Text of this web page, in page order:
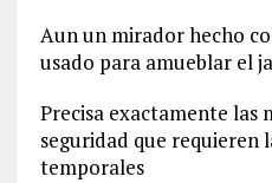
Aun un mirador hecho
usado para amueblar el
Precisa exactamente las
seguridad que requieren
temporales